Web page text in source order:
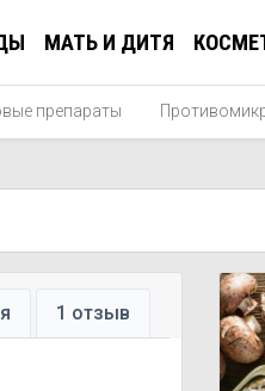
МАТЬ И ДИТЯ
препараты
1 отзыв